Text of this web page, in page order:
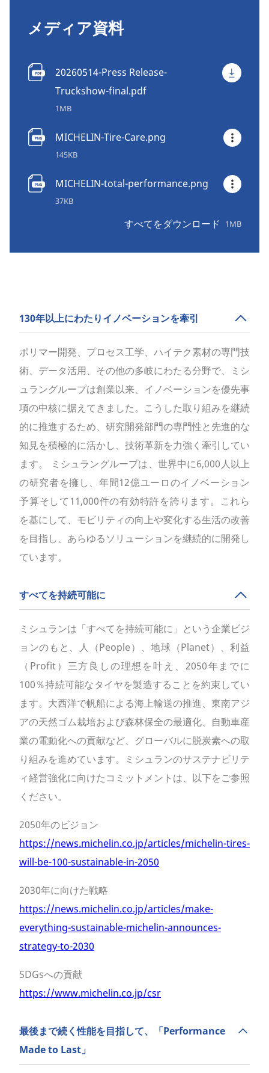
メディア資料
20260514-Press Release-
Truckshow-final.pdf
1MB
MICHELIN-Tire-Care.png
145KB
MICHELIN-total-performance.png
37KB
すべてをダウンロード 1MB
130年以上にわたりイノベーションを牽引
ポリマー開発、プロセス工学、ハイテク素材の専門技
術、データ活用、その他の多岐にわたる分野で、ミシ
ュラングループは創業以来、イノベーションを優先事
項の中核に据えてきました。こうした取り組みを継続
的に推進するため、研究開発部門の専門性と先進的な
知見を積極的に活かし、技術革新を力強く牽引してい
ます。 ミシュラングループは、世界中に6,000人以上
の研究者を擁し、年間12億ユーロのイノベーション
予算そして11,000件の有効特許を誇ります。これら
を基にして、モビリティの向上や変化する生活の改善
を目指し、あらゆるソリューションを継続的に開発し
ています。
すべてを持続可能に
ミシュランは「すべてを持続可能に」という企業ビジ
ョンのもと、人（People）、地球（Planet）、利益
（Profit）三方良しの理想を叶え、2050年までに
100％持続可能なタイヤを製造することを約束してい
ます。大西洋で帆船による海上輸送の推進、東南アジ
アの天然ゴム栽培および森林保全の最適化、自動車産
業の電動化への貢献など、グローバルに脱炭素への取
り組みを進めています。ミシュランのサステナビリテ
ィ経営強化に向けたコミットメントは、以下をご参照
ください。
2050年のビジョン
https://news.michelin.co.jp/articles/michelin-tires-
will-be-100-sustainable-in-2050
2030年に向けた戦略
https://news.michelin.co.jp/articles/make-
everything-sustainable-michelin-announces-
strategy-to-2030
SDGsへの貢献
https://www.michelin.co.jp/csr
最後まで続く性能を目指して、「Performance
Made to Last」